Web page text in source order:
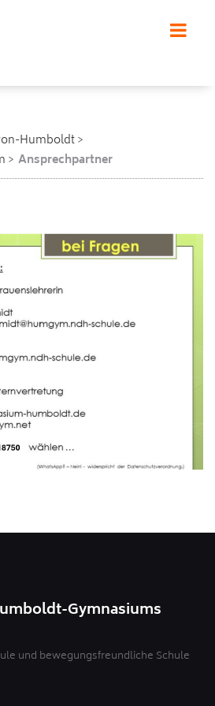
Humboldt
Ansprechpartner
Gymnasiums
und bewegungsfreundliche Schule